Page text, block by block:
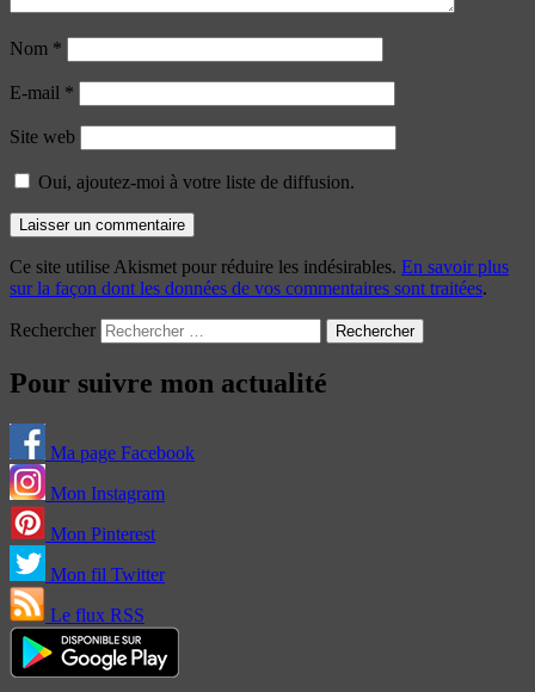
Nom *
E-mail *
Site web
Oui, ajoutez-moi à votre liste de diffusion.
Ce site utilise Akismet pour réduire les indésirables. En savoir plus
sur la façon dont les données de vos commentaires sont traitées.
Rechercher
Pour suivre mon actualité
Ma page Facebook
Mon Instagram
Mon Pinterest
Mon fil Twitter
Le flux RSS